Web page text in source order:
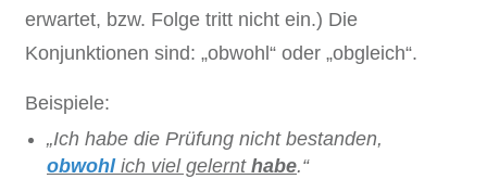
erwartet, bzw. Folge tritt nicht ein.) Die
Konjunktionen sind: „obwohl“ oder „obgleich“.
Beispiele:
„Ich habe die Prüfung nicht bestanden,
obwohlich viel gelernt habe.“